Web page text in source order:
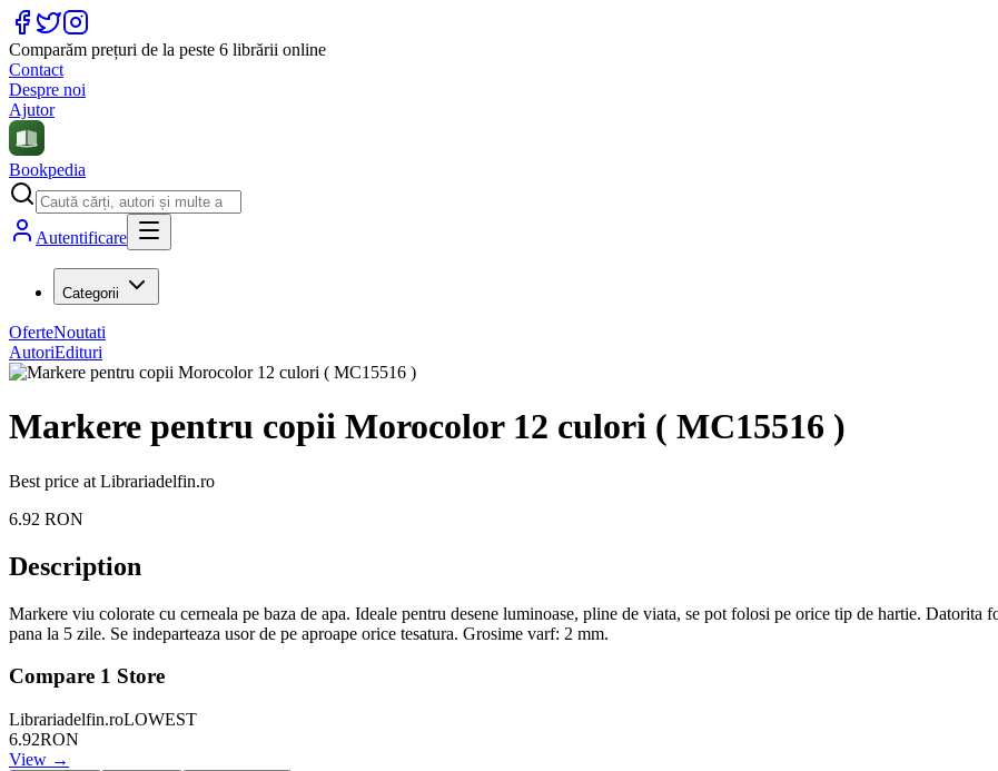
Comparăm prețuri de la peste 6 librării online
Contact
Despre noi
Ajutor
Bookpedia
Autentificare
Categorii
OferteNoutati
AutoriEdituri
Markere pentru copii Morocolor 12 culori ( MC15516 )
Best price at Librariadelfin.ro
6.92 RON
Description
Markere viu colorate cu cerneala pe baza de apa. Ideale pentru desene luminoase, pline de viata, se pot folosi pe orice tip de hartie. Datorita
pana la 5 zile. Se indeparteaza usor de pe aproape orice tesatura. Grosime varf: 2 mm.
Compare 1 Store
Librariadelfin.roLOWEST
6.92RON
View →